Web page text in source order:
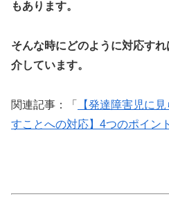
もあります。
そんな時にどのように対応す
介しています。
関連記事：「
【発達障害児に
すことへの対応】4つのポイン